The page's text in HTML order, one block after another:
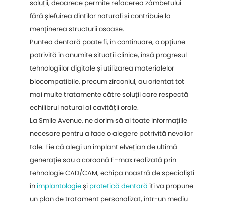
soluții, deoarece permite refacerea zâmbetului
fără șlefuirea dinților naturali și contribuie la
menținerea structurii osoase.
Puntea dentară poate fi, în continuare, o opțiune
potrivită în anumite situații clinice, însă progresul
tehnologiilor digitale și utilizarea materialelor
biocompatibile, precum zirconiul, au orientat tot
mai multe tratamente către soluții care respectă
echilibrul natural al cavității orale.
La Smile Avenue, ne dorim să ai toate informațiile
necesare pentru a face o alegere potrivită nevoilor
tale. Fie că alegi un implant elvețian de ultimă
generație sau o coroană E-max realizată prin
tehnologie CAD/CAM, echipa noastră de specialiști
în implantologieși protetică dentarăîți va propune
un plan de tratament personalizat, într-un mediu